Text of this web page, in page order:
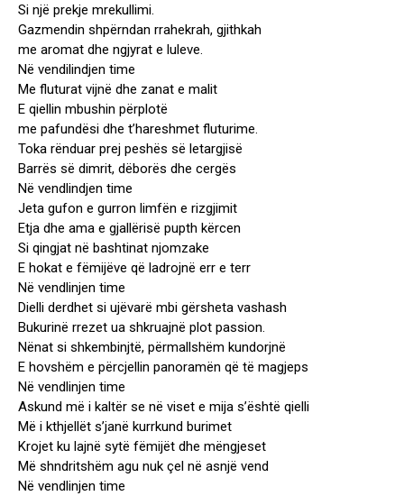
Si një prekje mrekullimi.
Gazmendin shpërndan rrahekrah, gjithkah
me aromat dhe ngjyrat e luleve.
Në vendilindjen time
Me fluturat vijnë dhe zanat e malit
E qiellin mbushin përplotë
me pafundësi dhe t’hareshmet fluturime.
Toka rënduar prej peshës së letargjisë
Barrës së dimrit, dëborës dhe cergës
Në vendlindjen time
Jeta gufon e gurron limfën e rizgjimit
Etja dhe ama e gjallërisë pupth kërcen
Si qingjat në bashtinat njomzake
E hokat e fëmijëve që ladrojnë err e terr
Në vendlinjen time
Dielli derdhet si ujëvarë mbi gërsheta vashash
Bukurinë rrezet ua shkruajnë plot passion.
Nënat si shkembinjtë, përmallshëm kundorjnë
E hovshëm e përcjellin panoramën që të magjeps
Në vendlinjen time
Askund më i kaltër se në viset e mija s’është qielli
Më i kthjellët s’janë kurrkund burimet
Krojet ku lajnë sytë fëmijët dhe mëngjeset
Më shndritshëm agu nuk çel në asnjë vend
Në vendlinjen time